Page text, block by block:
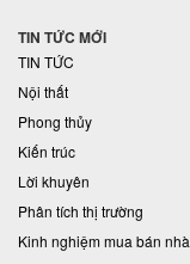
TIN TỨC MỚI
TIN TỨC
Nội thất
Phong thủy
Kiến trúc
Lời khuyên
Phân tích thị trường
Kinh nghiệm mua bán nhà